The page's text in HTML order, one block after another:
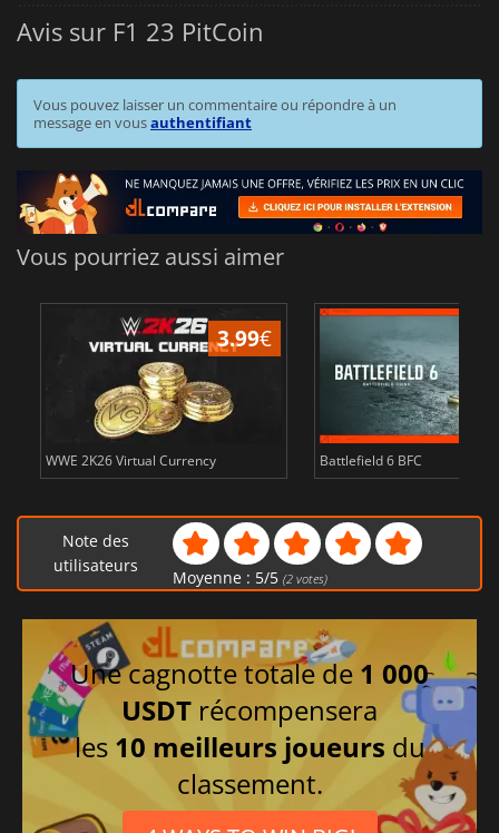
Avis sur F1 23 PitCoin
Vous pouvez laisser un commentaire ou répondre à un
message en vousauthentifiant
Vous pourriez aussi aimer
3.99€
WWE 2K26 Virtual Currency Battlefield 6 BFC
Note des
utilisateurs
Moyenne : 5/5 (2votes)
Une cagnotte totale de 1 000
USDT récompensera
les 10 meilleurs joueurs du
classement.